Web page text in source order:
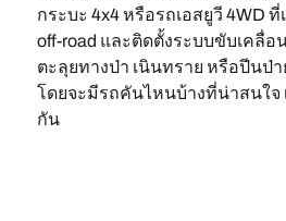
กระบะ 4x4 หรือรถเอสยูวี 4WD
off-road และติดตั้งระบบขับเคลื่อ
ตะลุยทางป่า เนินทราย หรือปีนป่
โดยจะมีรถคันไหนบ้างที่น่าสนใจ
กัน